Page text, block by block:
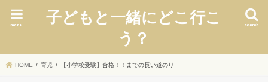
子どもと一緒にどこ行こ
う？
search
menu
HOME 育児 【小学校受験】合格！！までの長い道のり